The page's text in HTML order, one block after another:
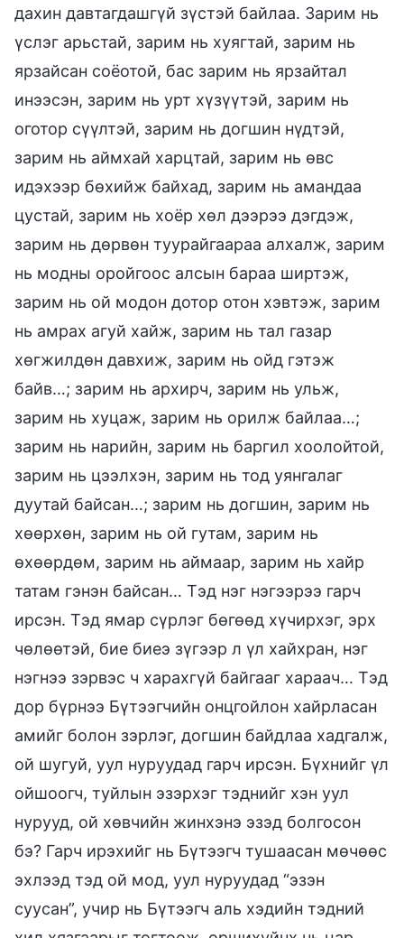
дахин давтагдашгүй зүстэй байлаа. Зарим нь
үслэг арьстай, зарим нь хуягтай, зарим нь
ярзайсан соёотой, бас зарим нь ярзайтал
инээсэн, зарим нь урт хүзүүтэй, зарим нь
оготор сүүлтэй, зарим нь догшин нүдтэй,
зарим нь аймхай харцтай, зарим нь өвс
идэхээр бөхийж байхад, зарим нь амандаа
цустай, зарим нь хоёр хөл дээрээ дэгдэж,
зарим нь дөрвөн туурайгаараа алхалж, зарим
нь модны оройгоос алсын бараа ширтэж,
зарим нь ой модон дотор отон хэвтэж, зарим
нь амрах агуй хайж, зарим нь тал газар
хөгжилдөн давхиж, зарим нь ойд гэтэж
байв…; зарим нь архирч, зарим нь ульж,
зарим нь хуцаж, зарим нь орилж байлаа…;
зарим нь нарийн, зарим нь баргил хоолойтой,
зарим нь цээлхэн, зарим нь тод уянгалаг
дуутай байсан…; зарим нь догшин, зарим нь
хөөрхөн, зарим нь ой гутам, зарим нь
өхөөрдөм, зарим нь аймаар, зарим нь хайр
татам гэнэн байсан… Тэд нэг нэгээрээ гарч
ирсэн. Тэд ямар сүрлэг бөгөөд хүчирхэг, эрх
чөлөөтэй, бие биеэ зүгээр л үл хайхран, нэг
нэгнээ зэрвэс ч харахгүй байгааг хараач… Тэд
дор бүрнээ Бүтээгчийн онцгойлон хайрласан
амийг болон зэрлэг, догшин байдлаа хадгалж,
ой шугуй, уул нуруудад гарч ирсэн. Бүхнийг үл
ойшоогч, туйлын эзэрхэг тэднийг хэн уул
нурууд, ой хөвчийн жинхэнэ эзэд болгосон
бэ? Гарч ирэхийг нь Бүтээгч тушаасан мөчөөс
эхлээд тэд ой мод, уул нуруудад “эзэн
суусан”, учир нь Бүтээгч аль хэдийн тэдний